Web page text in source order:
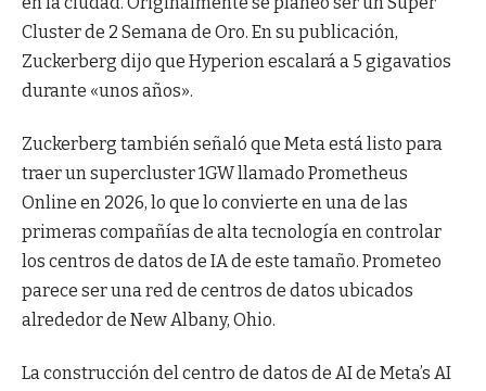
Cluster de 2 Semana de Oro. En su publicación,
Zuckerberg dijo que Hyperion escalará a 5 gigavatios
durante «unos años».
Zuckerberg también señaló que Meta está listo para
traer un supercluster 1GW llamado Prometheus
Online en 2026, lo que lo convierte en una de las
primeras compañías de alta tecnología en controlar
los centros de datos de IA de este tamaño. Prometeo
parece ser una red de centros de datos ubicados
alrededor de New Albany, Ohio.
La construcción del centro de datos de AI de Meta’s AI